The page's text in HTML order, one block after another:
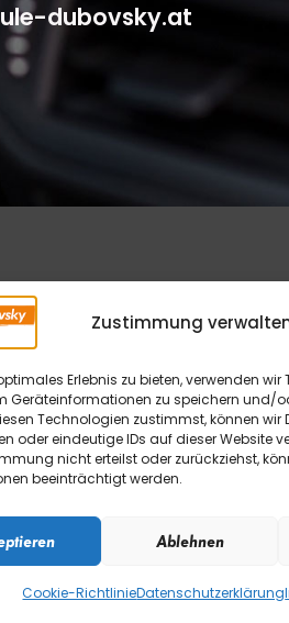
Zustimmung
Erlebnis zu bieten, verwenden
Geräteinformationen zu speichern und/
Technologien zustimmst, können wir
oder eindeutige IDs auf dieser Website
nicht erteilst oder zurückziehst,
beeinträchtigt werden.
Ablehnen
Cookie-RichtlinieDatenschutzerklärung
dubovsky.at
gestellte Fragen (FAQ)
& Aktionen
made byLiebrecht &